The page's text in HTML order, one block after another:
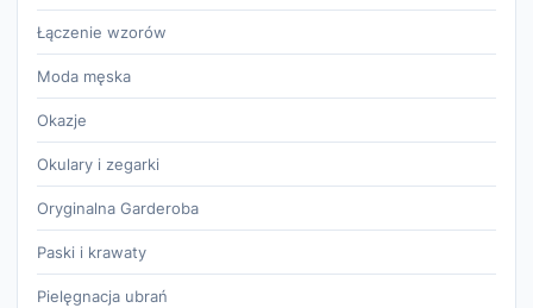
Łączenie wzorów
Moda męska
Okazje
Okulary i zegarki
Oryginalna Garderoba
Paski i krawaty
Pielęgnacja ubrań